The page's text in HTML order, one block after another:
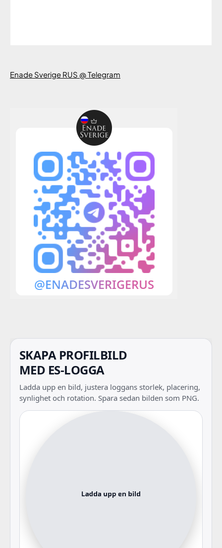
Enade Sverige RUS @ Telegram
SKAPA PROFILBILD
MED ES-LOGGA
Ladda upp en bild, justera loggans storlek, placering,
synlighet och rotation. Spara sedan bilden som PNG.